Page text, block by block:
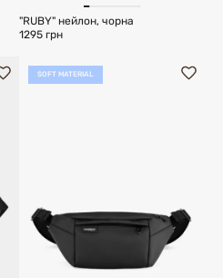
"RUBY" нейлон, чорна
1295 грн
SOFT MATERIAL